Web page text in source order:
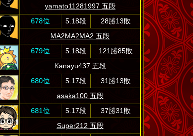
yamato11281997 五段
678位
5.18段
28勝13敗
MA2MA2MA2 五段
679位
5.18段
121勝85敗
Kanayu437 五段
680位
5.17段
31勝13敗
asaka100 五段
681位
5.17段
37勝31敗
Super212 五段